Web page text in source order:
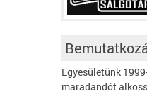
Egyesületünk
maradandót